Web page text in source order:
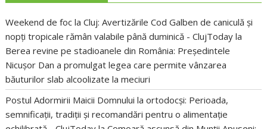
Weekend de foc la Cluj: Avertizările Cod Galben de caniculă și
nopți tropicale rămân valabile până duminică - ClujToday la
Berea revine pe stadioanele din România: Președintele
Nicușor Dan a promulgat legea care permite vânzarea
băuturilor slab alcoolizate la meciuri
Postul Adormirii Maicii Domnului la ortodocși: Perioada,
semnificații, tradiții și recomandări pentru o alimentație